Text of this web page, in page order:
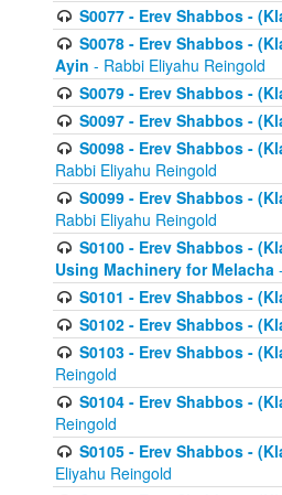
S0077 - Erev Shabbos -
S0078 - Erev Shabbos -
Ayin - Rabbi Eliyahu Reingold
S0079 - Erev Shabbos -
S0097 - Erev Shabbos -
S0098 - Erev Shabbos -
Rabbi Eliyahu Reingold
S0099 - Erev Shabbos -
Rabbi Eliyahu Reingold
S0100 - Erev Shabbos -
Using Machinery for Melacha
S0101 - Erev Shabbos -
S0102 - Erev Shabbos -
S0103 - Erev Shabbos -
Reingold
S0104 - Erev Shabbos -
Reingold
S0105 - Erev Shabbos -
Eliyahu Reingold